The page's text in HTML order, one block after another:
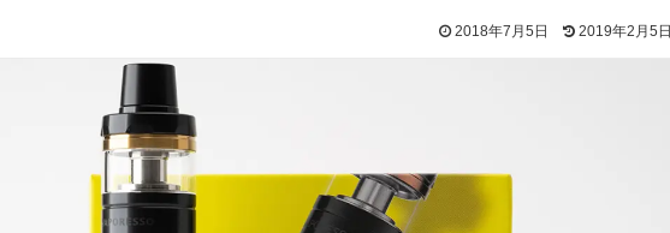
2018年7月5日 2019年2月5日